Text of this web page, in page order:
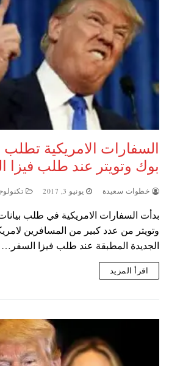
السفارات الامريكية
بوك وتويتر عند طلب فيزا
خطوات سعيدة يونيو 3, 2017
بدأت السفارات الامريكية في طلب
وتويتر من عدد كبير من المسافرين
الجديدة المطبقة عند طلب فيزا السفر…
اقرأ المزيد